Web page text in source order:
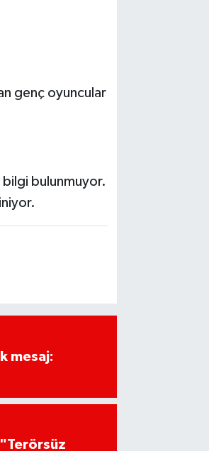
genç oyuncular
bilgi bulunmuyor.
mesaj: